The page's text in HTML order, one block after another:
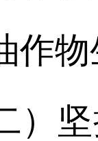
作
坚